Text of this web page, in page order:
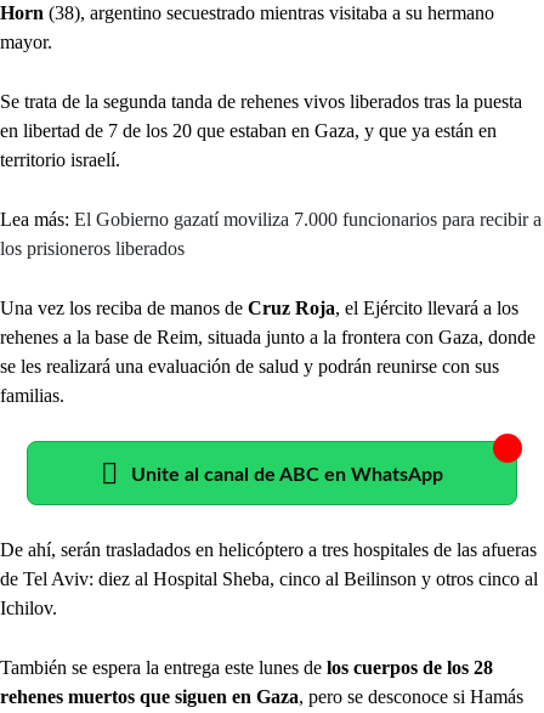
Horn (38), argentino secuestrado mientras visitaba a su hermano
mayor.
Se trata de la segunda tanda de rehenes vivos liberados tras la puesta
en libertad de 7 de los 20 que estaban en Gaza, y que ya están en
territorio israelí.
Lea más: El Gobierno gazatí moviliza 7.000 funcionarios para recibir a
los prisioneros liberados
Una vez los reciba de manos de Cruz Roja, el Ejército llevará a los
rehenes a la base de Reim, situada junto a la frontera con Gaza, donde
se les realizará una evaluación de salud y podrán reunirse con sus
familias.
Unite al canal de ABC en WhatsApp
De ahí, serán trasladados en helicóptero a tres hospitales de las afueras
de Tel Aviv: diez al Hospital Sheba, cinco al Beilinson y otros cinco al
Ichilov.
También se espera la entrega este lunes de los cuerpos de los 28
rehenes muertos que siguen en Gaza, pero se desconoce si Hamás